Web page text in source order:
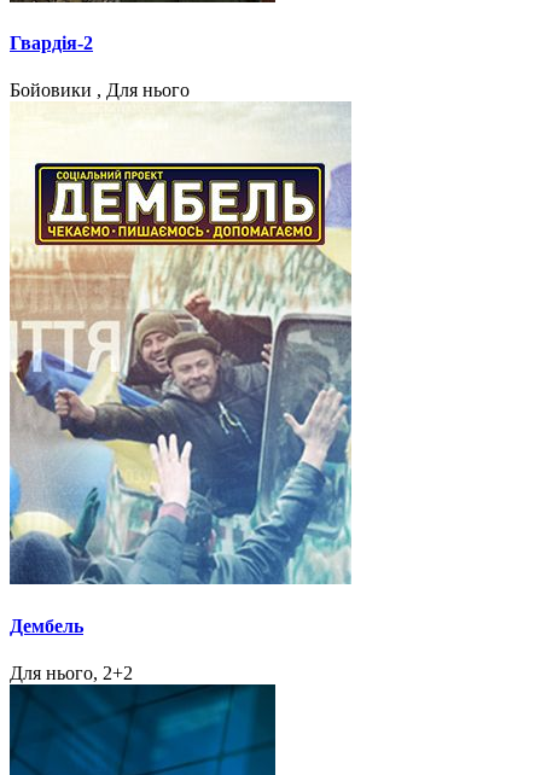
Гвардія-2
Бойовики , Для нього
Дембель
Для нього, 2+2